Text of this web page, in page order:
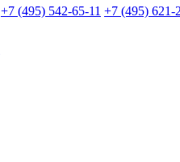
+7 (495) 542-65-11 +7 (495) 621-